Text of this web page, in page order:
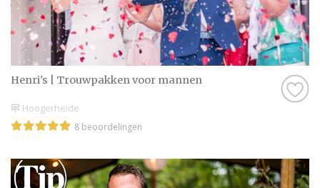
Henri's | Trouwpakken voor mannen
Hoogerheide
8 beoordelingen